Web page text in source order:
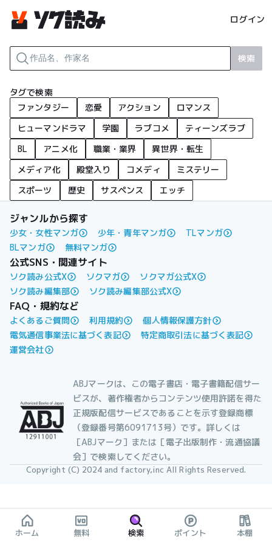
ログイン
検索
タグで検索
ファンタジー
恋愛 アクション
ロマンス
ヒューマンドラマ
学園 ラブコメ
ティーンズラブ
BL
アニメ化 職業・業界
異世界・転生
メディア化
殿堂入り コメディ
ミステリー
スポーツ
歴史 サスペンス エッチ
ジャンルから探す
少女・女性マンガ 少年・青年マンガ
TLマンガ
BLマンガ
無料マンガ
公式SNS・関連サイト
ソク読み公式X ソクマガ
ソクマガ公式X
ソク読み編集部
ソク読み編集部公式X
FAQ・規約など
よくあるご質問 利用規約
個人情報保護方針
電気通信事業法に基づく表記
特定商取引法に基づく表記
運営会社
ABJマークは、この電子書店・電子書籍配信サー
ビスが、著作権者からコンテンツ使用許諾を得た
正規版配信サービスであることを示す登録商標
（登録番号第6091713号）です。詳しくは
［ABJマーク］または［電子出版制作・流通協議
会］で検索してください。
Copyright (C) 2024 and factory,inc All Rights Reserved.
ホーム 無料 検索 ポイント 本棚